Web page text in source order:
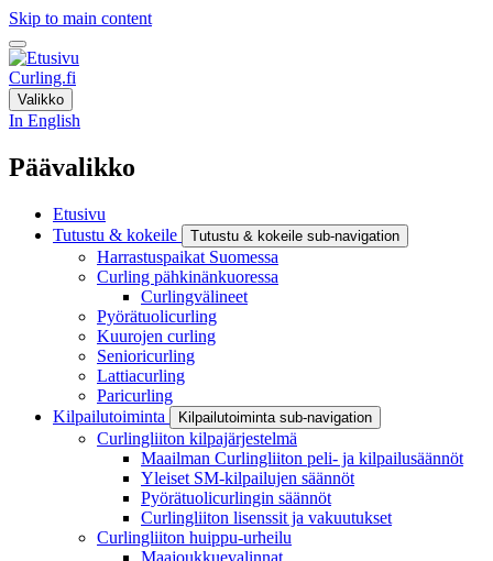
Skip to main content
Curling.fi
Valikko
In English
Päävalikko
Etusivu
Tutustu & kokeile
Tutustu & kokeile sub-navigation
Harrastuspaikat Suomessa
Curling pähkinänkuoressa
Curlingvälineet
Pyörätuolicurling
Kuurojen curling
Senioricurling
Lattiacurling
Paricurling
Kilpailutoiminta
Kilpailutoiminta sub-navigation
Curlingliiton kilpajärjestelmä
Maailman Curlingliiton peli- ja kilpailusäännöt
Yleiset SM-kilpailujen säännöt
Pyörätuolicurlingin säännöt
Curlingliiton lisenssit ja vakuutukset
Curlingliiton huippu-urheilu
Maajoukkuevalinnat